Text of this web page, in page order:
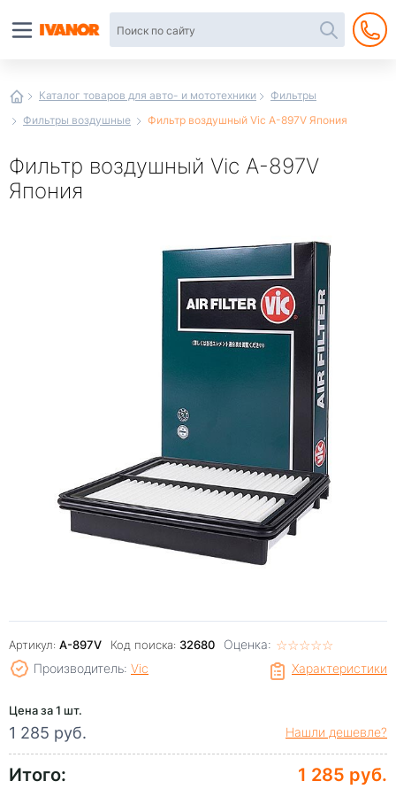
Каталог товаров для авто- и мототехники
Фильтры
Фильтры воздушные
Фильтр воздушный Vic A-897V Япония
Фильтр воздушный Vic A-897V
Япония
Артикул: A-897V Код поиска: 32680 Оценка: ☆☆☆☆☆
★★★★★
Характеристики
Производитель: Vic
Цена за 1 шт.
1 285 руб. Нашли дешевле?
Итого: 1 285 руб.
интернет-